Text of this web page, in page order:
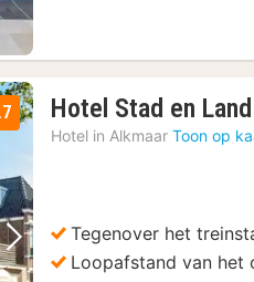
Volgende foto
Hotel Stad en Land
Hotel in Alkmaar Toon op
Tegenover het
Loopafstand van het